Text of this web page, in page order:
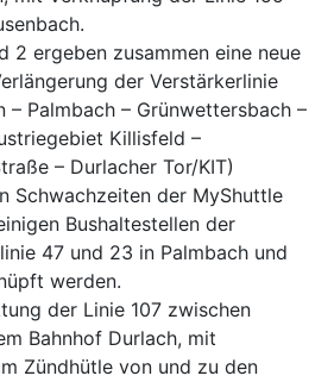
2 ergeben zusammen eine neue
der Verstärkerlinie
– Palmbach – Grünwettersbach –
Killisfeld –
– Durlacher Tor/KIT)
Schwachzeiten der MyShuttle
Bushaltestellen der
47 und 23 in Palmbach und
werden.
der Linie 107 zwischen
Bahnhof Durlach, mit
Zündhütle von und zu den